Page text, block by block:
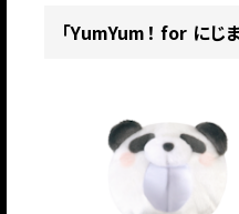
「YumYum！ for にじ